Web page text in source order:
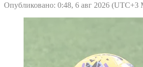
Опубликовано: 0:48, 6 авг 2026 (UTC+3